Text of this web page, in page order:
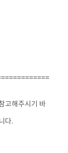
고해주시기 바
다.